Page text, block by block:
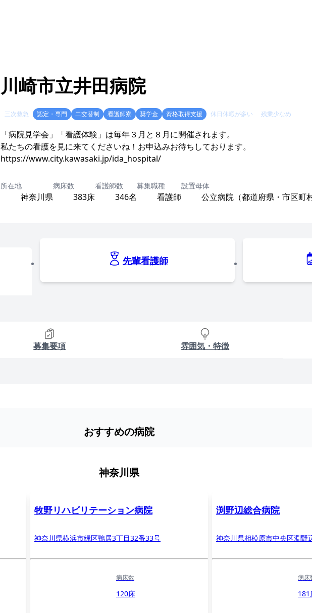
川崎市立井田病院
三次救急 認定・専門 二交替制 看護師寮 奨学金 資格取得支援 休日休暇が多い 残業少なめ
「病院見学会」「看護体験」は毎年３月と８月に開催されます。
私たちの看護を見に来てくださいね！お申込みお待ちしております。
https://www.city.kawasaki.jp/ida_hospital/
所在地
神奈川県
病床数
383床
看護師数
346名
募集職種
看護師
設置母体
公立病院（都道府県・市区町
先輩看護師
募集要項 雰囲気・特徴
おすすめの病院
神奈川県
牧野リハビリテーション病院
神奈川県横浜市緑区鴨居3丁目32番33号
病床数
120床
渕野辺総合病院
神奈川県相模原市中央区淵野
病床
181